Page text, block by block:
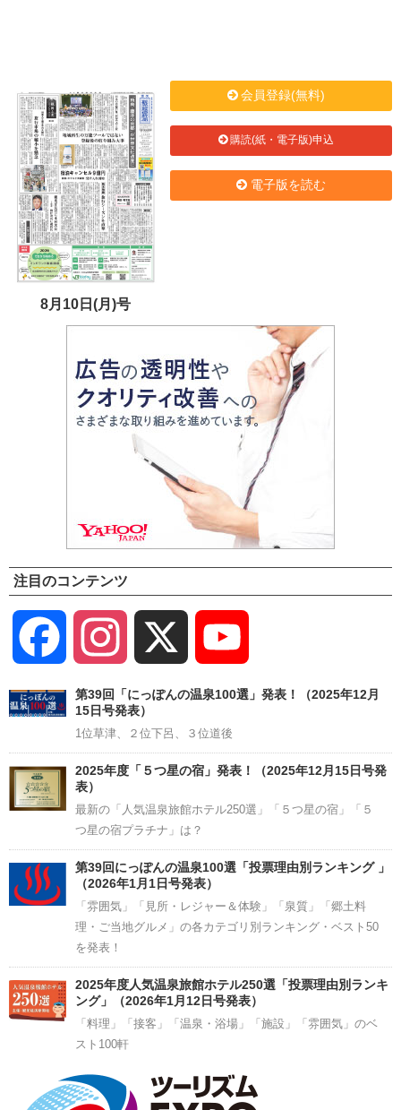
8月10日(月)号
会員登録(無料)
購読(紙・電子版)申込
電子版を読む
注目のコンテンツ
Facebook Instagram
Channel
第39回「にっぽんの温泉100選」発表！（2025年12月
15日号発表）
1位草津、２位下呂、３位道後
2025年度「５つ星の宿」発表！（2025年12月15日号発
表）
最新の「人気温泉旅館ホテル250選」「５つ星の宿」「５
つ星の宿プラチナ」は？
第39回にっぽんの温泉100選「投票理由別ランキング 」
（2026年1月1日号発表）
「雰囲気」「見所・レジャー＆体験」「泉質」「郷土料
理・ご当地グルメ」の各カテゴリ別ランキング・ベスト50
を発表！
2025年度人気温泉旅館ホテル250選「投票理由別ランキ
ング」（2026年1月12日号発表）
「料理」「接客」「温泉・浴場」「施設」「雰囲気」のベ
スト100軒